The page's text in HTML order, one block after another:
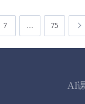
7 … 75
AI